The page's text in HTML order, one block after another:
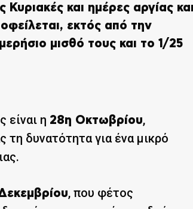
Κυριακές και ημέρες αργίας
εκτός από την
μισθό τους και το 1/25
είναι η 28η Οκτωβρίου,
τη δυνατότητα για ένα μικρό
, που φέτος